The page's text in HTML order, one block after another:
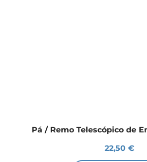
Pá / Remo Telescópico de
Preço
22,50 €